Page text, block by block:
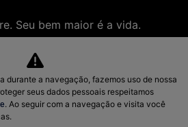
Seu bem maior é a vida.
LTDA
durante a navegação, fazemos uso de nossa
seus dados pessoais respeitamos
. Ao seguir com a navegação e visita você